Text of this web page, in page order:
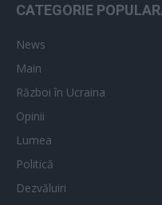
CATEGORIE
News
Main
Război în Ucraina
Opinii
Lumea
Politică
Dezvăluiri